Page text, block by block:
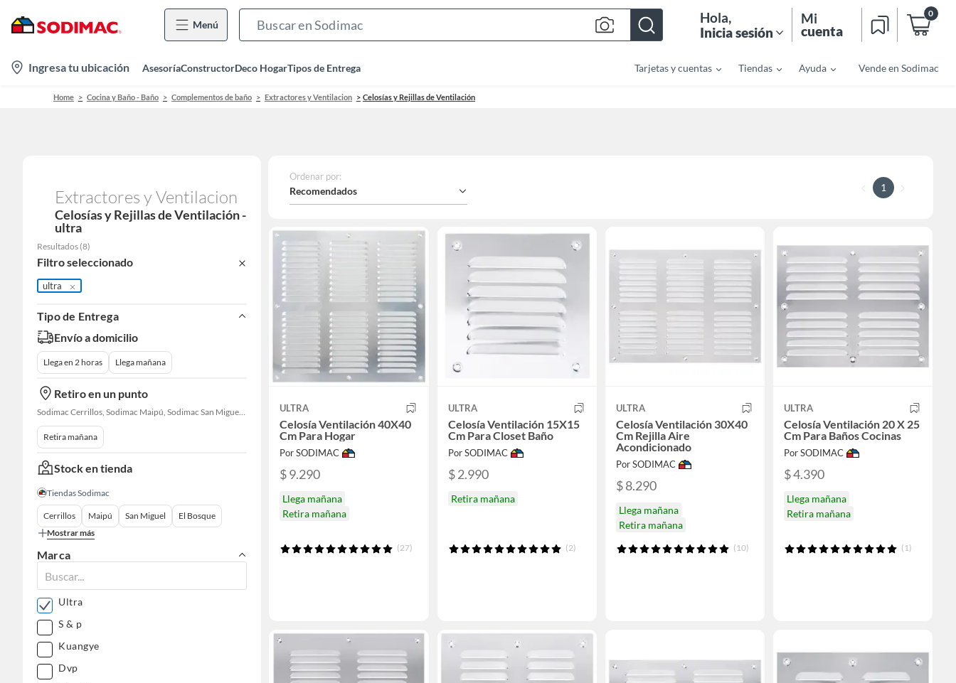
Menú
Bar
Hola,
Inicia sesión
Mi
cuenta
0
location-
icon
Ingresa tu ubicación AsesoríaConstructorDeco HogarTipos de Entrega Tarjetas y cuentas Tiendas Ayuda Vende en Sodimac
Home Cocina y Baño - Baño Complementos de baño Extractores y Ventilacion Celosías y Rejillas de Ventilación
Extractores y Ventilacion
Celosías y Rejillas de Ventilación -
ultra
Resultados (8)
Filtro seleccionado
ultra
Tipo de Entrega
Envío a domicilio
Llega en 2 horas Llega mañana
Retiro en un punto
Sodimac Cerrillos, Sodimac Maipú, Sodimac San Miguel, Sodimac El Bosque, Sodimac San Bernardo, Sodimac Talagante, Sodimac San Fernando
Retira mañana
Stock en tienda
Tiendas Sodimac
Cerrillos Maipú San Miguel
El Bosque
Mostrar más
Marca
Ultra
S & p
Kuangye
Dvp
Ordenar por:
Recomendados 1
ULTRA
Celosía Ventilación 40X40
Cm Para Hogar
Por SODIMAC
$ 9.290
Llega mañana
Retira mañana
(27)
ULTRA
Celosía Ventilación 15X15
Cm Para Closet Baño
Por SODIMAC
$ 2.990
Retira mañana
(2)
ULTRA
Celosía Ventilación 30X40
Cm Rejilla Aire
Acondicionado
Por SODIMAC
$ 8.290
Llega mañana
Retira mañana
(10)
ULTRA
Celosía Ventilación 20 X 25
Cm Para Baños Cocinas
Por SODIMAC
$ 4.390
Llega mañana
Retira mañana
(1)